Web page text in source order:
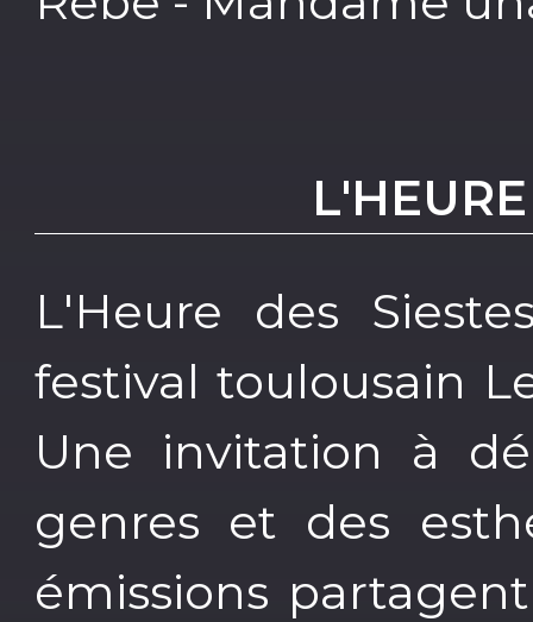
L'Heure des
festival toulousain
Une invitation à
genres et des
émissions